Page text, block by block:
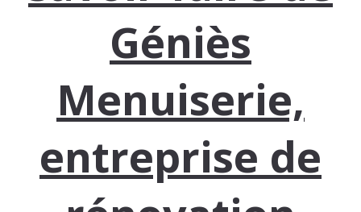
Géniès
Menuiserie,
entreprise de